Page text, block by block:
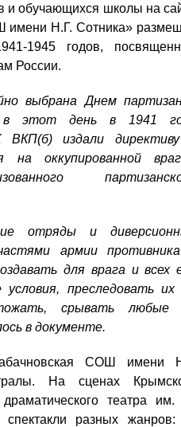
и обучающихся школы на
Н.Г. Сотника»
1945 годов,
России.
выбрана Днем
в этот день в 1941
издали
на оккупированной
отряды и
армии
для врага и всех
условия, преследовать их
срывать любые
в документе.
СОШ имени
На сценах
драматического театра
спектакли разных жанров: